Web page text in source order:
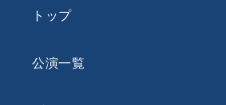
トップ
公演一覧